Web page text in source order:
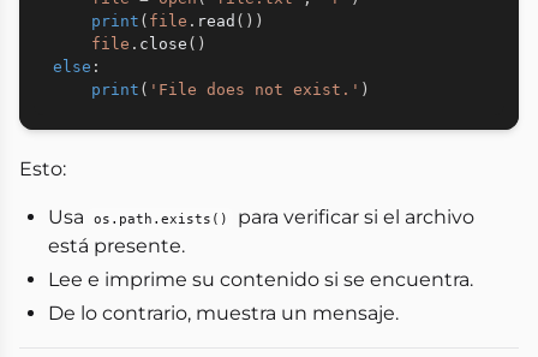
print ( file . read ( ) )
file . close ( )
else :
print ( 'File does not exist.' )
Esto:
Usa os.path.exists()
para verificar si el archivo
está presente.
Lee e imprime su contenido si se encuentra.
De lo contrario, muestra un mensaje.